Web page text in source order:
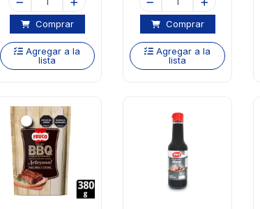
Comprar
Agregar a la
lista
Comprar
Agregar a la
lista